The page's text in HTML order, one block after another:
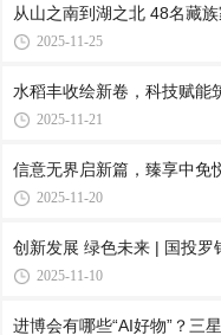
从山之南到湖之北 48名藏
2025-11-25
水稻丰收绘新卷，科技赋能
2025-11-21
信意无界启新篇，臻享中
2025-11-20
创新发展 绿色未来 | 国投
2025-11-10
进博会有哪些“AI好物”？三